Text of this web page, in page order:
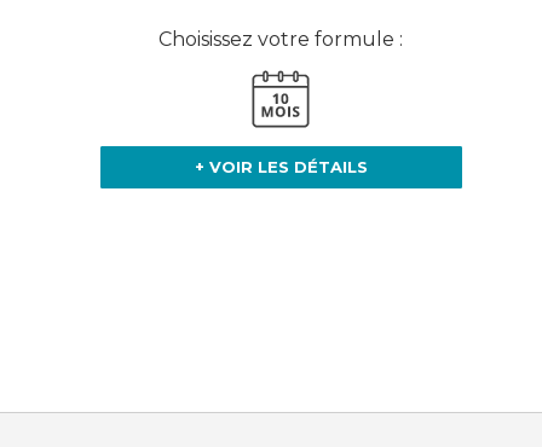
Choisissez votre formule :
+ VOIR LES DÉTAILS